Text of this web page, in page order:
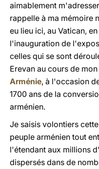
aimablement
rappelle à ma mémoire
eu lieu ici, au Vatican,
l'inauguration de
celles qui se sont
Erevan au cours de mon
Arménie, à l'occasion
1700 ans de la
arménien.
Je saisis volontiers
peuple arménien tout
l'étendant aux millions
dispersés dans de